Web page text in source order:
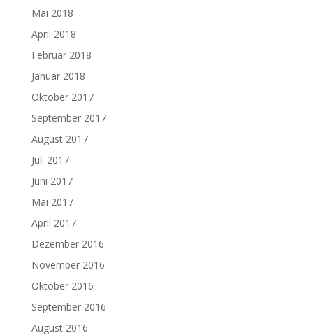
Mai 2018
April 2018
Februar 2018
Januar 2018
Oktober 2017
September 2017
August 2017
Juli 2017
Juni 2017
Mai 2017
April 2017
Dezember 2016
November 2016
Oktober 2016
September 2016
August 2016